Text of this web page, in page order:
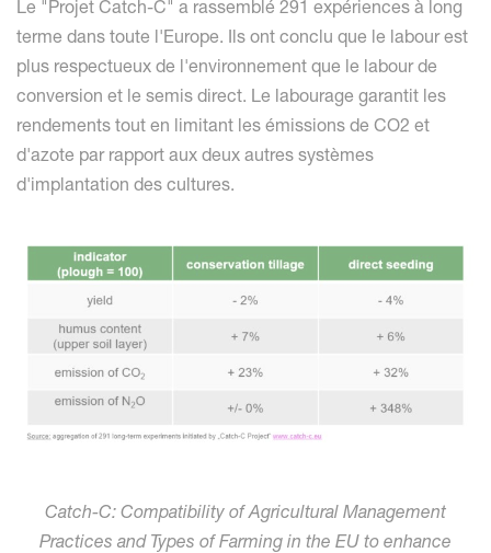
Le "Projet Catch-C" a rassemblé 291 expériences à long
terme dans toute l'Europe. Ils ont conclu que le labour est
plus respectueux de l'environnement que le labour de
conversion et le semis direct. Le labourage garantit les
rendements tout en limitant les émissions de CO2 et
d'azote par rapport aux deux autres systèmes
d'implantation des cultures.
Catch-C: Compatibility of Agricultural Management
Practices and Types of Farming in the EU to enhance